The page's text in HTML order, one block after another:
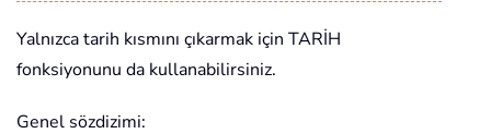
Yalnızca tarih kısmını çıkarmak için TARİH
fonksiyonunu da kullanabilirsiniz.
Genel sözdizimi: